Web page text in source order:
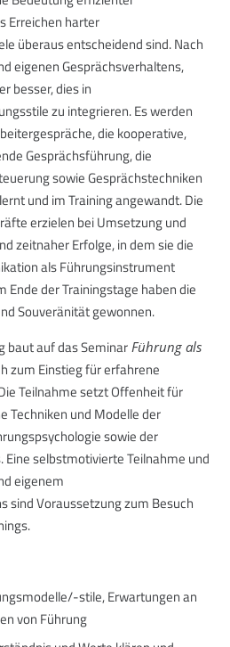
Erreichen harter
überaus entscheidend sind. Nach
eigenen Gesprächsverhaltens,
besser, dies in
zu integrieren. Es werden
die kooperative,
Gesprächsführung, die
sowie Gesprächstechniken
und im Training angewandt. Die
erzielen bei Umsetzung und
zeitnaher Erfolge, in dem sie die
als Führungsinstrument
Ende der Trainingstage haben die
Souveränität gewonnen.
baut auf das SeminarFührung als
zum Einstieg für erfahrene
Teilnahme setzt Offenheit für
Techniken und Modelle der
sowie der
selbstmotivierte Teilnahme und
eigenem
sind Voraussetzung zum Besuch
stile, Erwartungen an
von Führung